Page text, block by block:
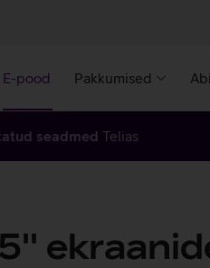
E-pood Pakkumised
seadmed Telias